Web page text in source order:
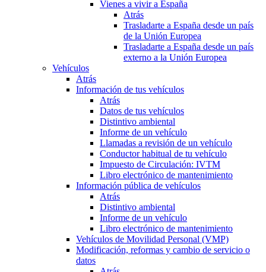
Vienes a vivir a España
Atrás
Trasladarte a España desde un país
de la Unión Europea
Trasladarte a España desde un país
externo a la Unión Europea
Vehículos
Atrás
Información de tus vehículos
Atrás
Datos de tus vehículos
Distintivo ambiental
Informe de un vehículo
Llamadas a revisión de un vehículo
Conductor habitual de tu vehículo
Impuesto de Circulación: IVTM
Libro electrónico de mantenimiento
Información pública de vehículos
Atrás
Distintivo ambiental
Informe de un vehículo
Libro electrónico de mantenimiento
Vehículos de Movilidad Personal (VMP)
Modificación, reformas y cambio de servicio o
datos